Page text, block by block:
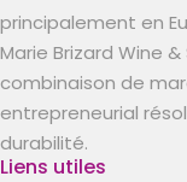
principalement en
Marie Brizard Wine
combinaison de
entrepreneurial
durabilité.
Liens utiles